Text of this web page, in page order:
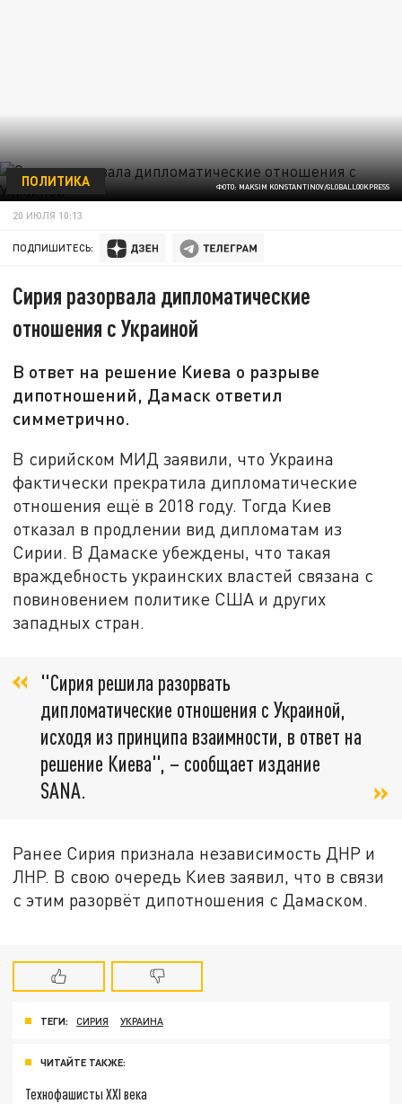
ФОТО: MAKSIM KONSTANTINOV/GLOBALLOOKPRESS
ПОЛИТИКА
20 ИЮЛЯ 10:13
ПОДПИШИТЕСЬ:
Сирия разорвала дипломатические
отношения с Украиной
В ответ на решение Киева о разрыве
дипотношений, Дамаск ответил
симметрично.
В сирийском МИД заявили, что Украина
фактически прекратила дипломатические
отношения ещё в 2018 году. Тогда Киев
отказал в продлении вид дипломатам из
Сирии. В Дамаске убеждены, что такая
враждебность украинских властей связана с
повиновением политике США и других
западных стран.
"Сирия решила разорвать
дипломатические отношения с Украиной,
исходя из принципа взаимности, в ответ на
решение Киева", – сообщает издание
SANA.
Ранее Сирия признала независимость ДНР и
ЛНР. В свою очередь Киев заявил, что в связи
с этим разорвёт дипотношения с Дамаском.
ТЕГИ: СИРИЯ УКРАИНА
ЧИТАЙТЕ ТАКЖЕ:
Технофашисты XXI века